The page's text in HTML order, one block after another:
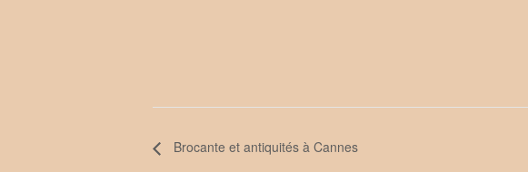
Brocante et antiquités à Cannes